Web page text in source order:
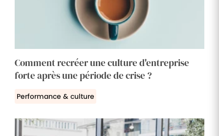
Comment recréer une culture d'entreprise
forte après une période de crise ?
Performance & culture